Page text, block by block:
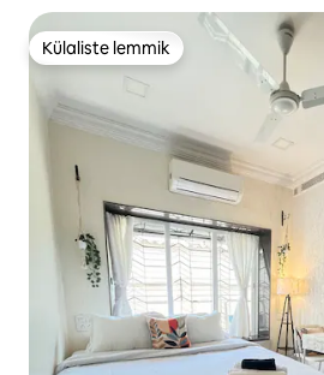
Külaliste lemmik
Külaliste lemmik